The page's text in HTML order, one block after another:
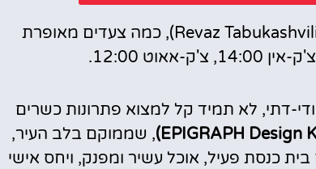
: רחוב רבאז טבוקשווילי 38א (Revaz Tabukashvili 38a), כמה צעדים מאופרת
12:00.
דתי, לא תמיד קל למצוא פתרונות כשרים
, שממוקם בלב העיר,
כנסת פעיל, אוכל עשיר ומפנק, ויחס אישי